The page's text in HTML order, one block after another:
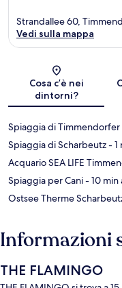
Strandallee 60,
Vedi sulla mappa
Cosa c’è nei
dintorni?
Spiaggia di Timmendorfer
Spiaggia di Scharbeutz- 1
Acquario SEA LIFE
Spiaggia per Cani- 10 min
Ostsee Therme
Informazioni
THE FLAMINGO